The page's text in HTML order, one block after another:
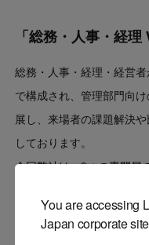
You are accessing
Japan corporate site
「総務・人事・経
総務・人事・経理・経営
で構成され、管理部門向
展し、来場者の課題解決
しております。
今回弊社は、9つの専門展
「第4回 法務・知財
日程：2022年10月12